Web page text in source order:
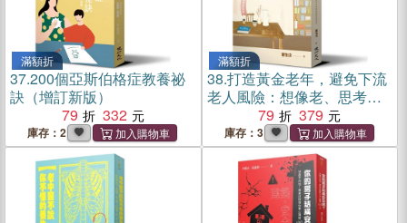
滿額折
37.200個亞斯伯格症教養祕
訣（增訂新版）
79
332
庫存：2
滿額折
38.打造黃金老年，避免下流
老人風險：想像老、思考
老、挑戰老，從日本社會經
驗尋找答案
79 379
庫存：3